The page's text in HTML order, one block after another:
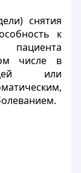
снятия
к
пациента
числе в
или